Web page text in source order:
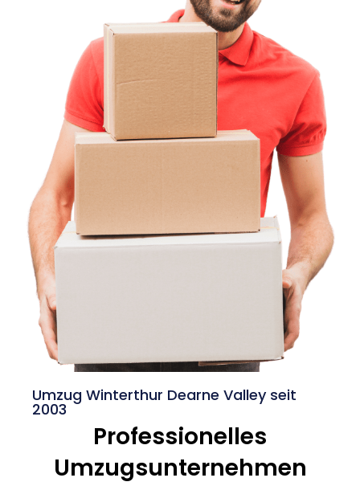
Umzug Winterthur Dearne Valley seit
2003
Professionelles
Umzugsunternehmen